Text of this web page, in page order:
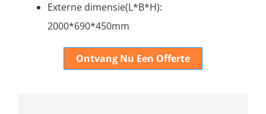
Externe dimensie(L*B*H):
2000*690*450mm
Ontvang Nu Een Offerte